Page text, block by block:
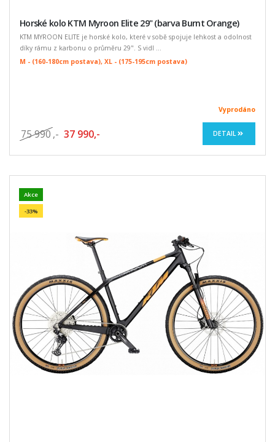
Horské kolo KTM Myroon Elite 29" (barva Burnt Orange)
KTM MYROON ELITE je horské kolo, které v sobě spojuje lehkost a odolnost
díky rámu z karbonu o průměru 29". S vidl ...
M - (160-180cm postava), XL - (175-195cm postava)
Vyprodáno
75 990 ,- 37 990,- DETAIL
Akce
-33%